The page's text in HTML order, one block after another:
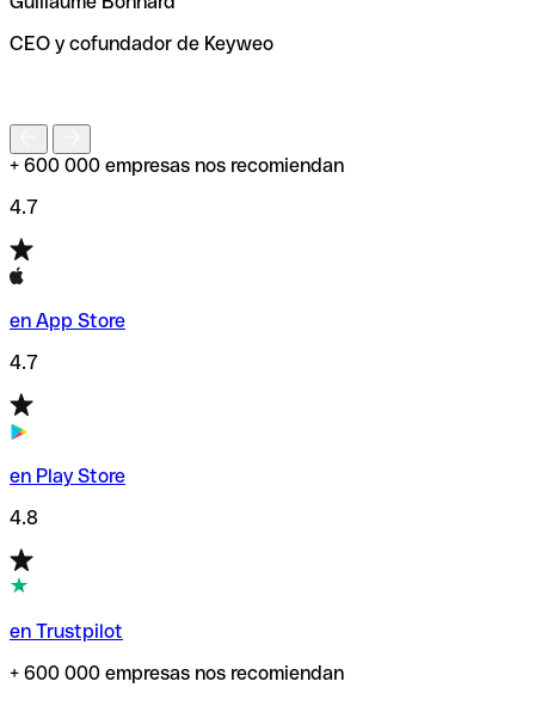
de enviar tu transferencia.
CEO y cofundador de Keyweo
+ 600 000 empresas nos recomiendan
4.7
en App Store
4.7
en Play Store
4.8
en Trustpilot
+ 600 000 empresas nos recomiendan